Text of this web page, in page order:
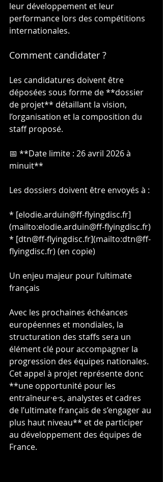
leur développement et leur
performance lors des compétitions
internationales.
Comment candidater ?
Les candidatures doivent être
déposées sous forme de **dossier
de projet** détaillant la vision,
l’organisation et la composition du
staff proposé.
📅 **Date limite : 26 avril 2026 à
minuit**
Les dossiers doivent être envoyés à :
* [elodie.arduin@ff-flyingdisc.fr]
(mailto:elodie.arduin@ff-flyingdisc.fr)
* [dtn@ff-flyingdisc.fr](mailto:dtn@ff-
flyingdisc.fr) (en copie)
Un enjeu majeur pour l’ultimate
français
Avec les prochaines échéances
européennes et mondiales, la
structuration des staffs sera un
élément clé pour accompagner la
progression des équipes nationales.
Cet appel à projet représente donc
**une opportunité pour les
entraîneur·e·s, analystes et cadres
de l’ultimate français de s’engager au
plus haut niveau** et de participer
au développement des équipes de
France.